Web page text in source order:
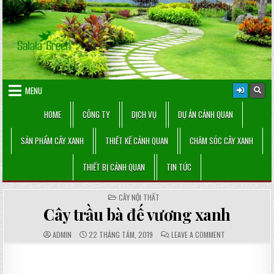
Skip
to
content
MENU
HOME
CÔNG TY DỊCH VỤ DỰ ÁN CẢNH QUAN
SẢN PHẨM CÂY XANH THIẾT KẾ CẢNH QUAN CHĂM SÓC CÂY XANH
THIẾT BỊ CẢNH QUAN TIN TỨC
POSTED
IN
CÂY NỘI THẤT
Cây trầu bà đế vương xanh
AUTHOR:
ADMIN PUBLISHED
DATE:
22 THÁNG TÁM, 2019 COMMENTS:
LEAVE A COMMENTON
CÂY